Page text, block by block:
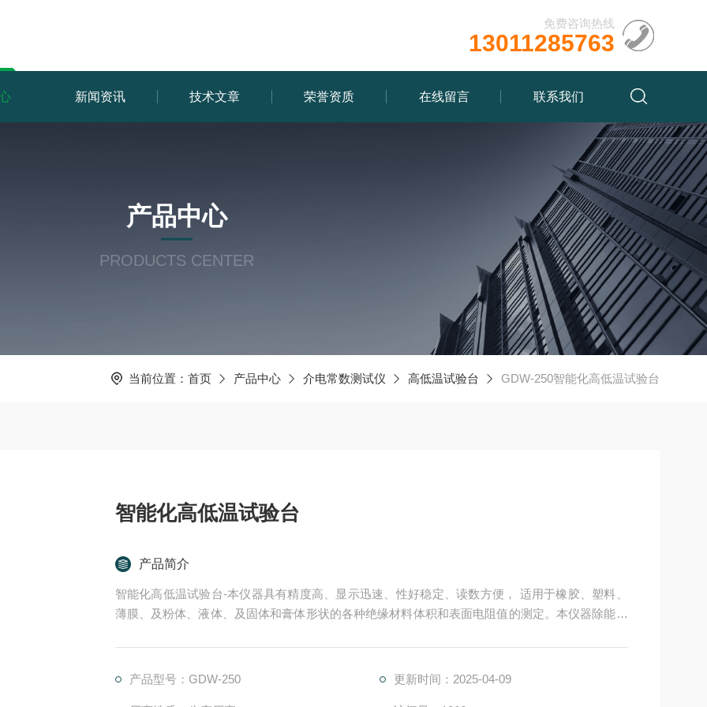
免费咨询热线
13011285763
新闻资讯 技术文章 荣誉资质 在线留言 联系我们
产品中心
PRODUCTS CENTER
当前位置： 首页 产品中心 介电常数测试仪 高低温试验台 GDW-250智能化高低温试验台
智能化高低温试验台
产品简介
智能化高低温试验台-本仪器具有精度高、显示迅速、性好稳定、读数方便， 适用于橡胶、塑料、
薄膜、及粉体、液体、及固体和膏体形状的各种绝缘材料体积和表面电阻值的测定。本仪器除能测
产品型号：GDW-250 更新时间：2025-04-09